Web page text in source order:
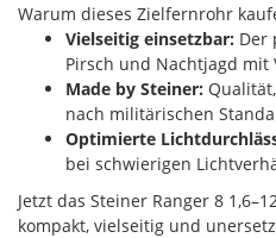
Warum dieses Zielfernrohr
Vielseitig einsetzbar: Der
Pirsch und Nachtjagd mit
Made by Steiner:
nach militärischen
Optimierte
bei schwierigen
Jetzt das Steiner Ranger 8
kompakt, vielseitig und